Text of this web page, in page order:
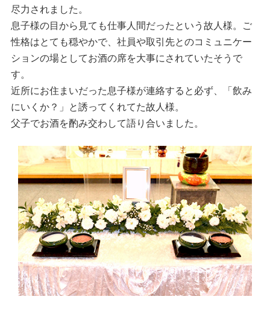
尽力されました。
息子様の目から見ても仕事人間だったという故人様。ご
性格はとても穏やかで、社員や取引先とのコミュニケー
ションの場としてお酒の席を大事にされていたそうで
す。
近所にお住まいだった息子様が連絡すると必ず、「飲み
にいくか？」と誘ってくれてた故人様。
父子でお酒を酌み交わして語り合いました。